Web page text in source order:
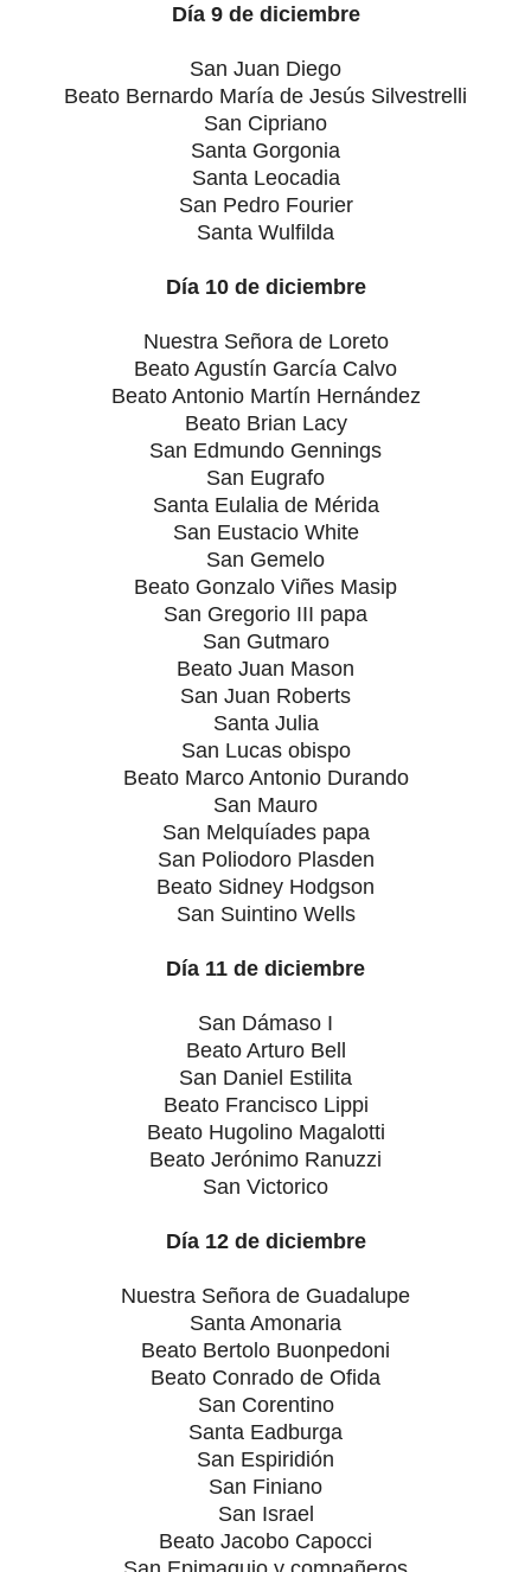
Día 9 de diciembre
San Juan Diego
Beato Bernardo María de Jesús Silvestrelli
San Cipriano
Santa Gorgonia
Santa Leocadia
San Pedro Fourier
Santa Wulfilda
Día 10 de diciembre
Nuestra Señora de Loreto
Beato Agustín García Calvo
Beato Antonio Martín Hernández
Beato Brian Lacy
San Edmundo Gennings
San Eugrafo
Santa Eulalia de Mérida
San Eustacio White
San Gemelo
Beato Gonzalo Viñes Masip
San Gregorio III papa
San Gutmaro
Beato Juan Mason
San Juan Roberts
Santa Julia
San Lucas obispo
Beato Marco Antonio Durando
San Mauro
San Melquíades papa
San Poliodoro Plasden
Beato Sidney Hodgson
San Suintino Wells
Día 11 de diciembre
San Dámaso I
Beato Arturo Bell
San Daniel Estilita
Beato Francisco Lippi
Beato Hugolino Magalotti
Beato Jerónimo Ranuzzi
San Victorico
Día 12 de diciembre
Nuestra Señora de Guadalupe
Santa Amonaria
Beato Bertolo Buonpedoni
Beato Conrado de Ofida
San Corentino
Santa Eadburga
San Espiridión
San Finiano
San Israel
Beato Jacobo Capocci